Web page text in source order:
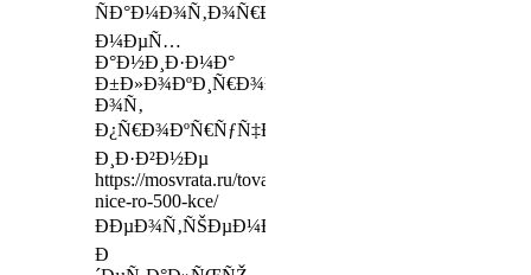
ÑÐ°Ð¼Ð¾Ñ‚Ð¾Ñ€Ð¼Ð¾Ð·ÑÑ‰ÐµÐ³Ð¾
Ð¼ÐµÑ…
Ð°Ð½Ð¸Ð·Ð¼Ð°
Ð±Ð»Ð¾ÐºÐ¸Ñ€Ð¾Ð²ÐºÐ¸
Ð¾Ñ‚
Ð¿Ñ€Ð¾ÐºÑ€ÑƒÑ‡Ð¸Ð²Ð°Ð½Ð¸Ñ
Ð¸Ð·Ð²Ð½Ðµ
https://mosvrata.ru/tovar/privod-
nice-ro-500-kce/
ÐÐµÐ¾Ñ‚ÑŠÐµÐ¼Ð»ÐµÐ¼Ð¾Ð¹
Ð